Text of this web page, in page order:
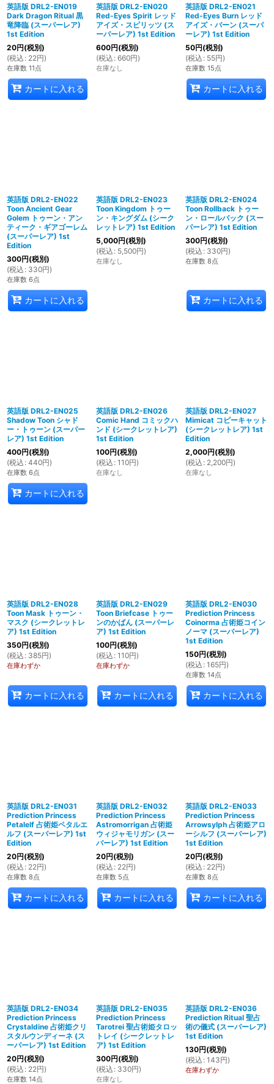
英語版 DRL2-EN019
Dark Dragon Ritual 黒
竜降臨 (スーパーレア)
1st Edition
20円(税別)
(税込 : 22円)
在庫数 11点
カートに入れる
英語版 DRL2-EN020
Red-Eyes Spirit レッド
アイズ・スピリッツ (ス
ーパーレア) 1st Edition
600円(税別)
(税込 : 660円)
在庫なし
英語版 DRL2-EN021
Red-Eyes Burn レッド
アイズ・バーン (スーパ
ーレア) 1st Edition
50円(税別)
(税込 : 55円)
在庫数 15点
カートに入れる
英語版 DRL2-EN022
Toon Ancient Gear
Golem トゥーン・アン
ティーク・ギアゴーレム
(スーパーレア) 1st
Edition
300円(税別)
(税込 : 330円)
在庫数 6点
カートに入れる
英語版 DRL2-EN023
Toon Kingdom トゥー
ン・キングダム (シーク
レットレア) 1st Edition
5,000円(税別)
(税込 : 5,500円)
在庫なし
英語版 DRL2-EN024
Toon Rollback トゥー
ン・ロールバック (スー
パーレア) 1st Edition
300円(税別)
(税込 : 330円)
在庫数 8点
カートに入れる
英語版 DRL2-EN025
Shadow Toon シャド
ー・トゥーン (スーパー
レア) 1st Edition
400円(税別)
(税込 : 440円)
在庫数 6点
カートに入れる
英語版 DRL2-EN026
Comic Hand コミックハ
ンド (シークレットレア)
1st Edition
100円(税別)
(税込 : 110円)
在庫なし
英語版 DRL2-EN027
Mimicat コピーキャット
(シークレットレア) 1st
Edition
2,000円(税別)
(税込 : 2,200円)
在庫なし
英語版 DRL2-EN028
Toon Mask トゥーン・
マスク (シークレットレ
ア) 1st Edition
350円(税別)
(税込 : 385円)
在庫わずか
カートに入れる
英語版 DRL2-EN029
Toon Briefcase トゥー
ンのかばん (スーパーレ
ア) 1st Edition
100円(税別)
(税込 : 110円)
在庫わずか
カートに入れる
英語版 DRL2-EN030
Prediction Princess
Coinorma 占術姫コイン
ノーマ (スーパーレア)
1st Edition
150円(税別)
(税込 : 165円)
在庫数 14点
カートに入れる
英語版 DRL2-EN031
Prediction Princess
Petalelf 占術姫ペタルエ
ルフ (スーパーレア) 1st
Edition
20円(税別)
(税込 : 22円)
在庫数 8点
カートに入れる
英語版 DRL2-EN032
Prediction Princess
Astromorrigan 占術姫
ウィジャモリガン (スー
パーレア) 1st Edition
20円(税別)
(税込 : 22円)
在庫数 5点
カートに入れる
英語版 DRL2-EN033
Prediction Princess
Arrowsylph 占術姫アロ
ーシルフ (スーパーレア)
1st Edition
20円(税別)
(税込 : 22円)
在庫数 8点
カートに入れる
英語版 DRL2-EN034
Prediction Princess
Crystaldine 占術姫クリ
スタルウンディーネ (ス
ーパーレア) 1st Edition
20円(税別)
(税込 : 22円)
在庫数 14点
英語版 DRL2-EN035
Prediction Princess
Tarotrei 聖占術姫タロッ
トレイ (シークレットレ
ア) 1st Edition
300円(税別)
(税込 : 330円)
在庫なし
英語版 DRL2-EN036
Prediction Ritual 聖占
術の儀式 (スーパーレア)
1st Edition
130円(税別)
(税込 : 143円)
在庫わずか